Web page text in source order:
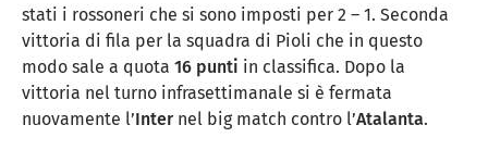
stati i rossoneri che si sono imposti per 2 – 1. Seconda
vittoria di fila per la squadra di Pioli che in questo
modo sale a quota 16 punti in classifica. Dopo la
vittoria nel turno infrasettimanale si è fermata
nuovamente l’Internel big match contro l’Atalanta.